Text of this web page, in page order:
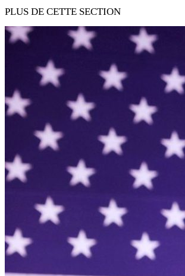
PLUS DE CETTE SECTION